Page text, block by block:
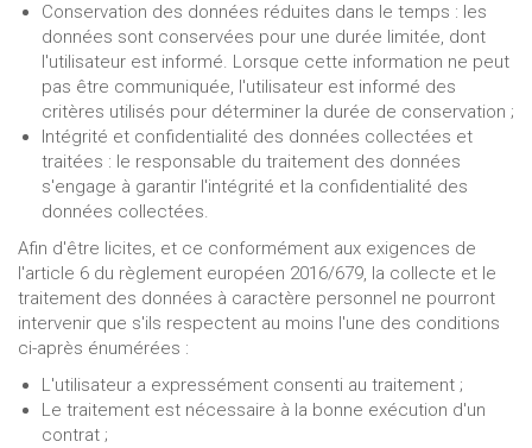
Conservation des données réduites dans le temps : les
données sont conservées pour une durée limitée, dont
l'utilisateur est informé. Lorsque cette information ne peut
pas être communiquée, l'utilisateur est informé des
critères utilisés pour déterminer la durée de conservation ;
Intégrité et confidentialité des données collectées et
traitées : le responsable du traitement des données
s'engage à garantir l'intégrité et la confidentialité des
données collectées.
Afin d'être licites, et ce conformément aux exigences de
l'article 6 du règlement européen 2016/679, la collecte et le
traitement des données à caractère personnel ne pourront
intervenir que s'ils respectent au moins l'une des conditions
ci-après énumérées :
L'utilisateur a expressément consenti au traitement ;
Le traitement est nécessaire à la bonne exécution d'un
contrat ;